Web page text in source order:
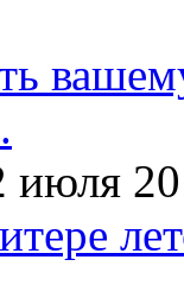
июля